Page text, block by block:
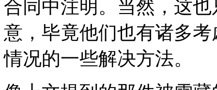
合同中注明。当然，这
意，毕竟他们也有诸多
情况的一些解决方法。